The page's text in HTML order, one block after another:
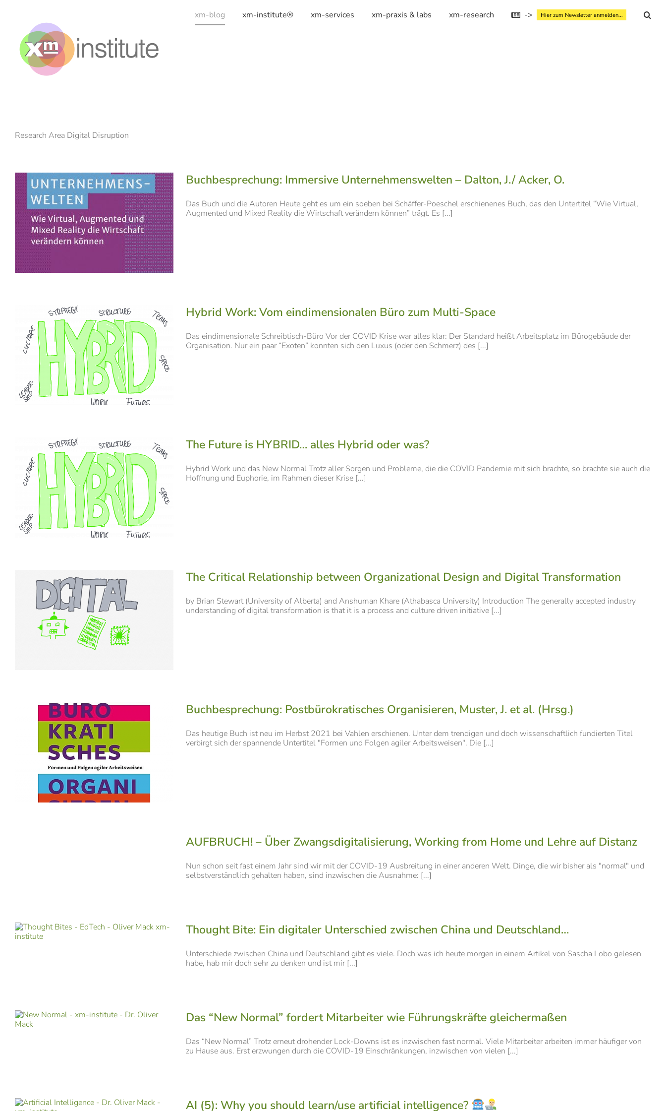
xm-blog xm-institute® xm-services xm-praxis & labs xm-research -> Hier zum Newsletter anmelden...
Research Area Digital Disruption
Buchbesprechung: Immersive Unternehmenswelten – Dalton, J./ Acker, O.
Das Buch und die Autoren Heute geht es um ein soeben bei Schäffer-Poeschel erschienenes Buch, das den Untertitel “Wie Virtual,
Augmented und Mixed Reality die Wirtschaft verändern können” trägt. Es [...]
Hybrid Work: Vom eindimensionalen Büro zum Multi-Space
Das eindimensionale Schreibtisch-Büro Vor der COVID Krise war alles klar: Der Standard heißt Arbeitsplatz im Bürogebäude der
Organisation. Nur ein paar “Exoten” konnten sich den Luxus (oder den Schmerz) des [...]
The Future is HYBRID… alles Hybrid oder was?
Hybrid Work und das New Normal Trotz aller Sorgen und Probleme, die die COVID Pandemie mit sich brachte, so brachte sie auch die
Hoffnung und Euphorie, im Rahmen dieser Krise [...]
The Critical Relationship between Organizational Design and Digital Transformation
by Brian Stewart (University of Alberta) and Anshuman Khare (Athabasca University) Introduction The generally accepted industry
understanding of digital transformation is that it is a process and culture driven initiative [...]
Buchbesprechung: Postbürokratisches Organisieren, Muster, J. et al. (Hrsg.)
Das heutige Buch ist neu im Herbst 2021 bei Vahlen erschienen. Unter dem trendigen und doch wissenschaftlich fundierten Titel
verbirgt sich der spannende Untertitel "Formen und Folgen agiler Arbeitsweisen". Die [...]
AUFBRUCH! – Über Zwangsdigitalisierung, Working from Home und Lehre auf Distanz
Nun schon seit fast einem Jahr sind wir mit der COVID-19 Ausbreitung in einer anderen Welt. Dinge, die wir bisher als "normal" und
selbstverständlich gehalten haben, sind inzwischen die Ausnahme: [...]
Thought Bite: Ein digitaler Unterschied zwischen China und Deutschland…
Unterschiede zwischen China und Deutschland gibt es viele. Doch was ich heute morgen in einem Artikel von Sascha Lobo gelesen
habe, hab mir doch sehr zu denken und ist mir [...]
Das “New Normal” fordert Mitarbeiter wie Führungskräfte gleichermaßen
Das “New Normal” Trotz erneut drohender Lock-Downs ist es inzwischen fast normal. Viele Mitarbeiter arbeiten immer häufiger von
zu Hause aus. Erst erzwungen durch die COVID-19 Einschränkungen, inzwischen von vielen [...]
AI (5): Why you should learn/use artificial intelligence?